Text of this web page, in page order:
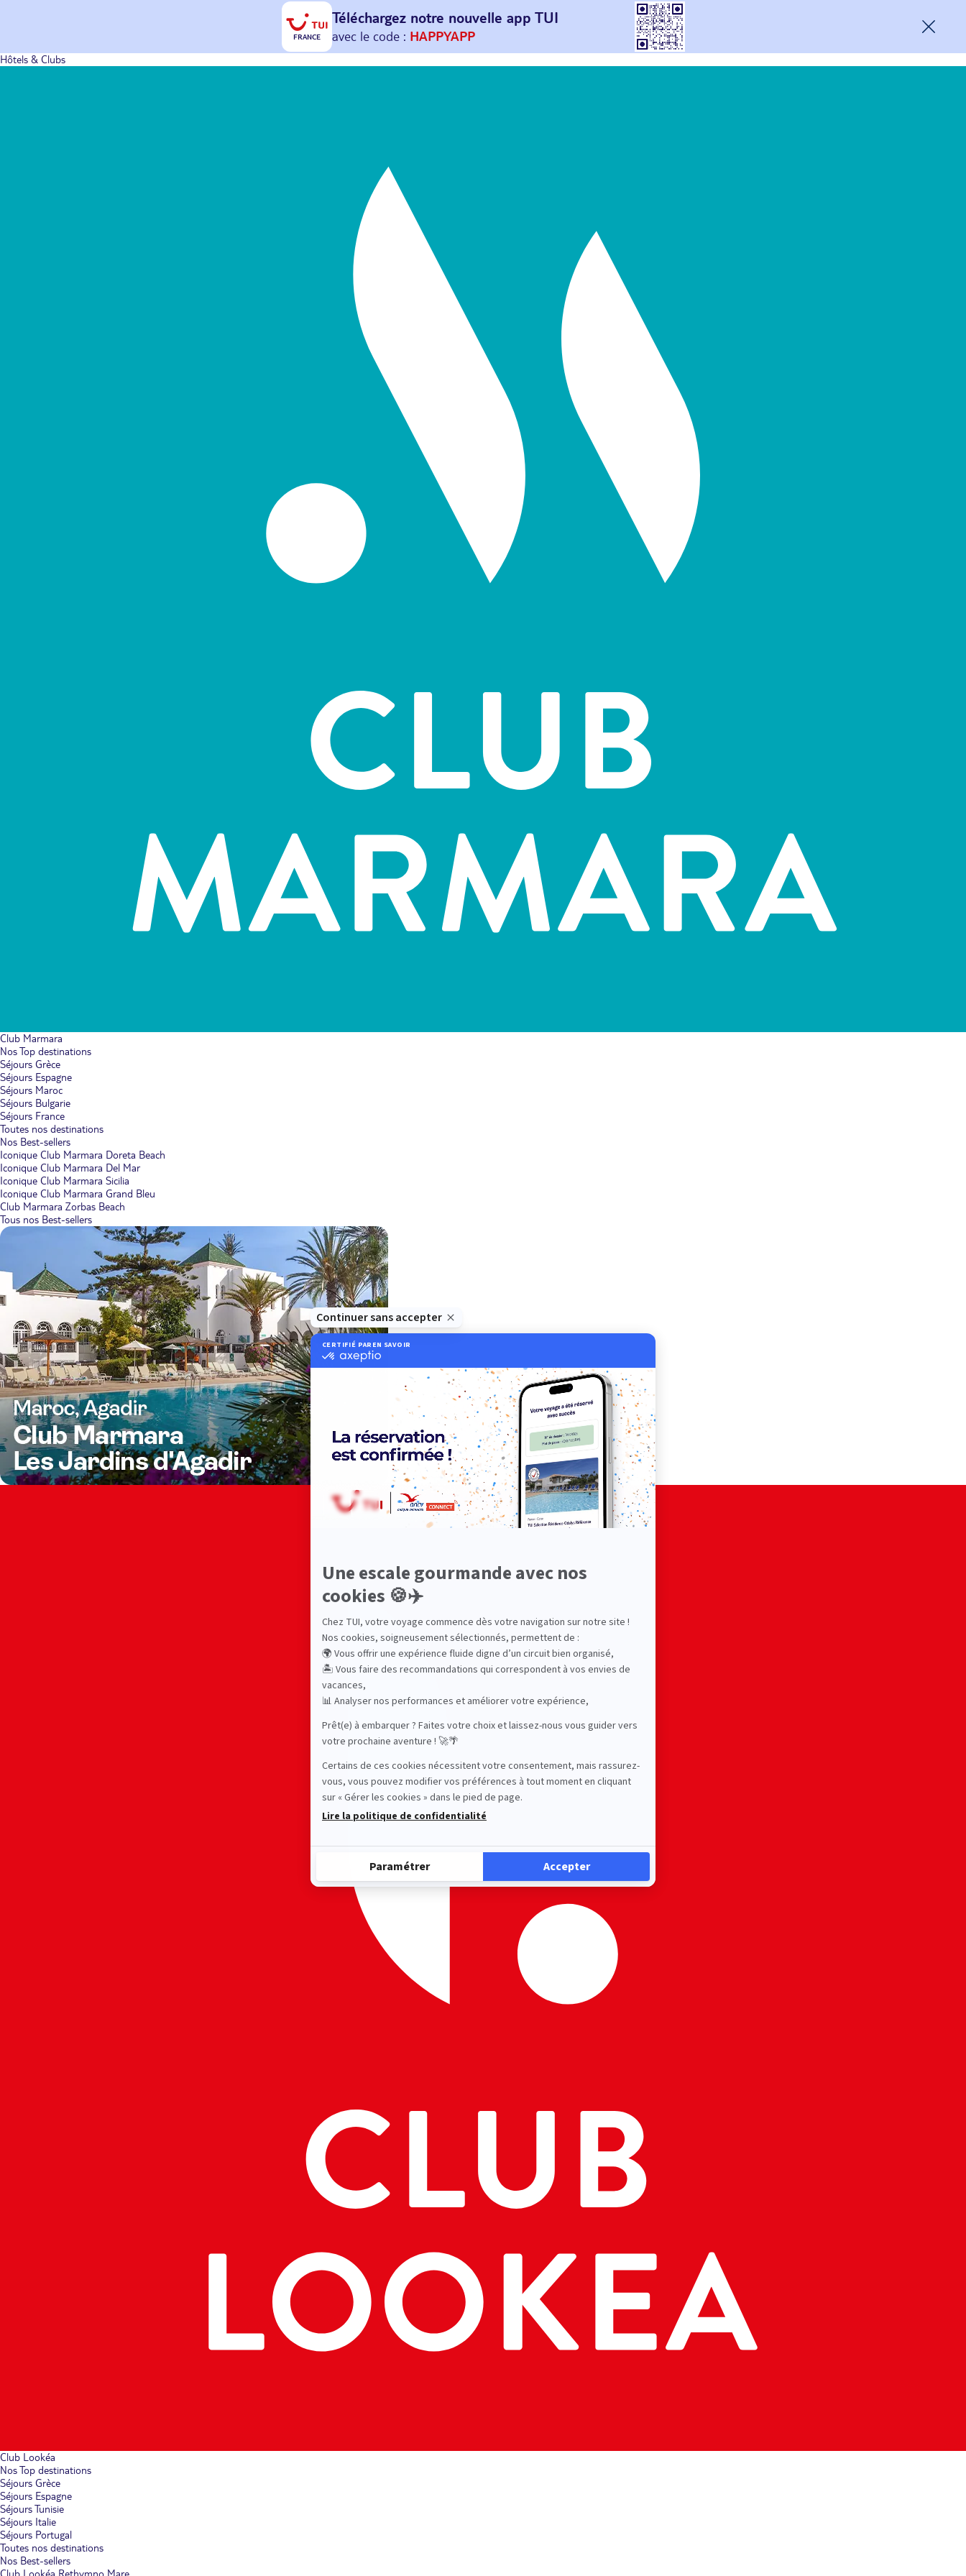
FRANCE
Téléchargez notre nouvelle app TUI
Et profitez de 30€ offerts*sur votre prochain
avec le code : HAPPYAPP
Hôtels & Clubs
Club Marmara
Nos Top destinations
Séjours Grèce
Séjours Espagne
Séjours Maroc
Séjours Bulgarie
Séjours France
Toutes nos destinations
Nos Best-sellers
Iconique Club Marmara Doreta Beach
Iconique Club Marmara Del Mar
Iconique Club Marmara Sicilia
Iconique Club Marmara Grand Bleu
Club Marmara Zorbas Beach
Tous nos Best-sellers
Club Lookéa
Nos Top destinations
Séjours Grèce
Séjours Espagne
Séjours Tunisie
Séjours Italie
Séjours Portugal
Toutes nos destinations
Nos Best-sellers